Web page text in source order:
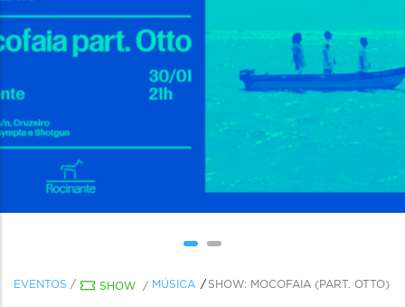
EVENTOS / SHOW / MÚSICA SHOW: MOCOFAIA (PART. OTTO)